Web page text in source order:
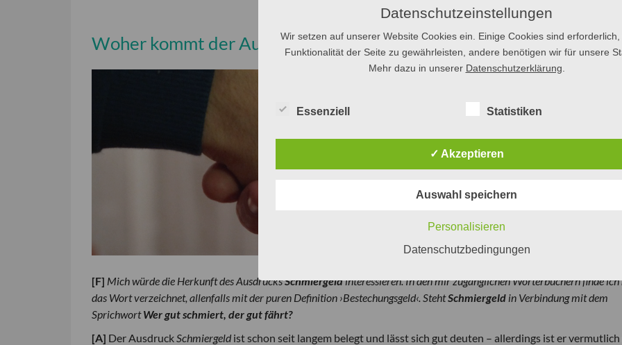
Woher kommt der AusdruckSchmiergeld?
[F] Mich würde die Herkunft des AusdrucksSchmiergeldinteressieren. In den mir zugänglichen Wörterbüchern finde ich
das Wort verzeichnet, allenfalls mit der puren Definition ›Bestechungsgeld‹. StehtSchmiergeld in Verbindung mit dem
SprichwortWer gut schmiert, der gut fährt?
[A] Der Ausdruck Schmiergeld ist schon seit langem belegt und lässt sich gut deuten – allerdings ist er
Datenschutzeinstellungen
Wir setzen auf unserer Website Cookies ein. Einige Cookies sind erforderlich,
Funktionalität der Seite zu gewährleisten, andere benötigen wir für unsere
Mehr dazu in unserer Datenschutzerklärung
Essenziell Statistiken
✓ Akzeptieren
Auswahl speichern
Personalisieren
Datenschutzbedingungen